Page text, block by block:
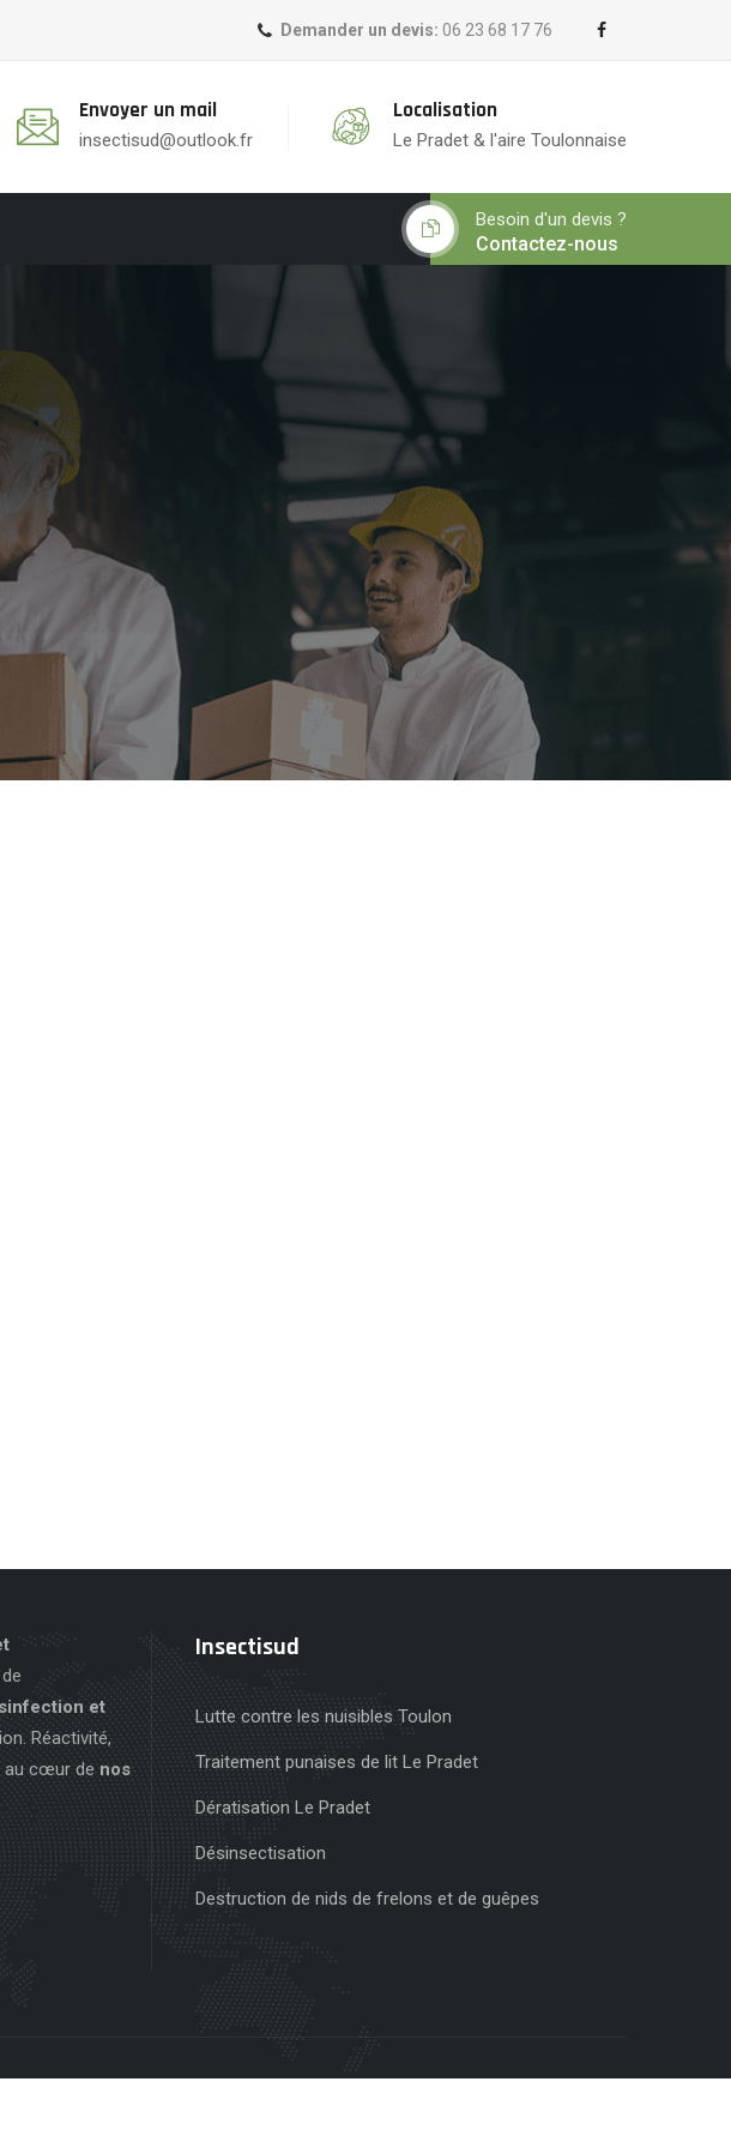
Demander un devis: 06 23 68 17 76
Envoyer un mail
insectisud@outlook.fr
Localisation
Le Pradet & l'aire Toulonnaise
Besoin d'un devis ?
Contactez-nous
et
Réactivité,
au cœur de nos
Insectisud
Lutte contre les nuisibles Toulon
Traitement punaises de lit Le Pradet
Dératisation Le Pradet
Désinsectisation
Destruction de nids de frelons et de guêpes